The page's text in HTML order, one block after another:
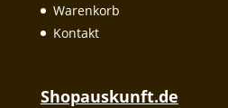
Warenkorb
Kontakt
Shopauskunft.de